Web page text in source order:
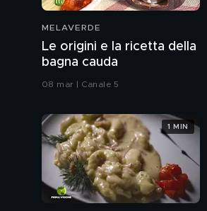
MELAVERDE
Le origini e la ricetta della
bagna cauda
08 mar | Canale 5
1 MIN